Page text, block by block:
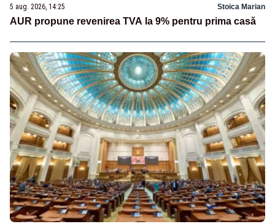
5 aug. 2026, 14:25 Stoica Marian
AUR propune revenirea TVA la 9% pentru prima casă